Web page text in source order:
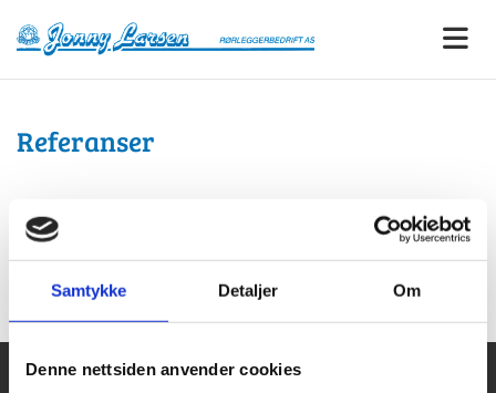
Samtykke Detaljer Om
Denne nettsiden anvender cookies
Referanser
For flere referanser se link!
mittanbud.no/JonnylarsenrørleggerbedriftAS